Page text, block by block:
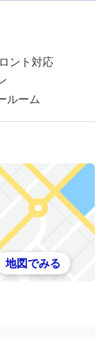
ント対応
ルーム
地図でみる